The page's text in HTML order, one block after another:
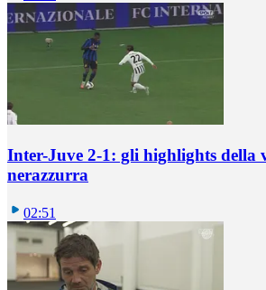
Inter-Juve 2-1: gli highlights della
nerazzurra
02:51